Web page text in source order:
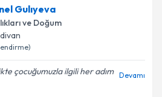
Gulıyeva
ve Doğum
çocuğumuzla ilgili her adım Devamı